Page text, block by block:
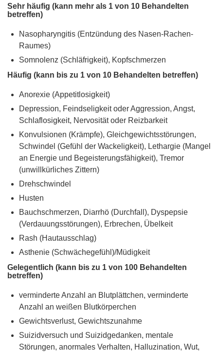
Sehr häufig (kann mehr als 1 von 10 Behandelten
betreffen)
Nasopharyngitis (Entzündung des Nasen-Rachen-
Raumes)
Somnolenz (Schläfrigkeit), Kopfschmerzen
Häufig (kann bis zu 1 von 10 Behandelten betreffen)
Anorexie (Appetitlosigkeit)
Depression, Feindseligkeit oder Aggression, Angst,
Schlaflosigkeit, Nervosität oder Reizbarkeit
Konvulsionen (Krämpfe), Gleichgewichtsstörungen,
Schwindel (Gefühl der Wackeligkeit), Lethargie (Mangel
an Energie und Begeisterungsfähigkeit), Tremor
(unwillkürliches Zittern)
Drehschwindel
Husten
Bauchschmerzen, Diarrhö (Durchfall), Dyspepsie
(Verdauungsstörungen), Erbrechen, Übelkeit
Rash (Hautausschlag)
Asthenie (Schwächegefühl)/Müdigkeit
Gelegentlich (kann bis zu 1 von 100 Behandelten
betreffen)
verminderte Anzahl an Blutplättchen, verminderte
Anzahl an weißen Blutkörperchen
Gewichtsverlust, Gewichtszunahme
Suizidversuch und Suizidgedanken, mentale
Störungen, anormales Verhalten, Halluzination, Wut,